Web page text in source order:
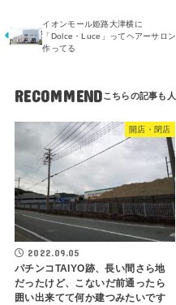
イオンモール姫路大津横に
「Dolce・Luce」ってヘアーサロン
作ってる
RECOMMEND
開店・閉店
2022.09.05
パチンコTAIYO跡、長い間さら地
だったけど、こないだ前通ったら
囲い出来てて何か建つみたいです